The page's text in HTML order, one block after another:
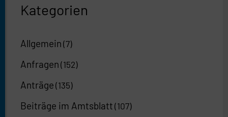
Kategorien
Allgemein (7)
Anfragen (152)
Anträge (135)
Beiträge im Amtsblatt (107)